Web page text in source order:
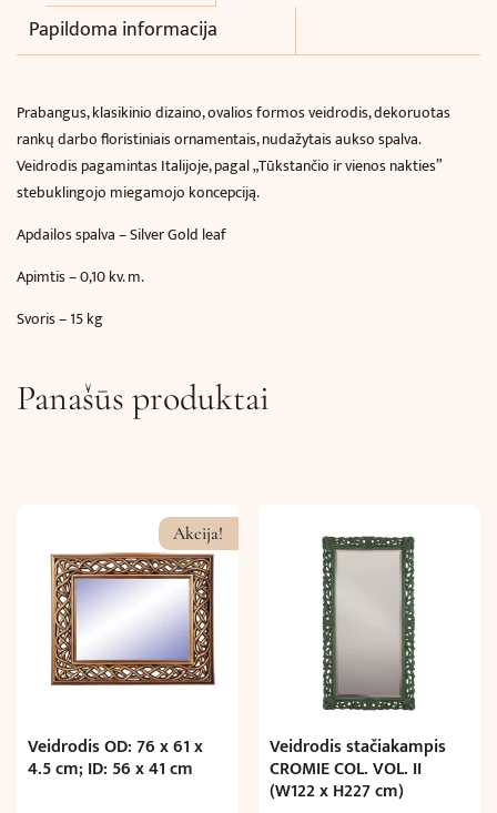
Papildoma informacija
Prabangus, klasikinio dizaino, ovalios formos veidrodis, dekoruotas
rankų darbo floristiniais ornamentais, nudažytais aukso spalva.
Veidrodis pagamintas Italijoje, pagal „Tūkstančio ir vienos nakties”
stebuklingojo miegamojo koncepciją.
Apdailos spalva – Silver Gold leaf
Apimtis – 0,10 kv. m.
Svoris – 15 kg
Panašūs produktai
Akcija!
Veidrodis OD: 76 x 61 x
4.5 cm; ID: 56 x 41 cm
Veidrodis stačiakampis
CROMIE COL. VOL. II
(W122 x H227 cm)